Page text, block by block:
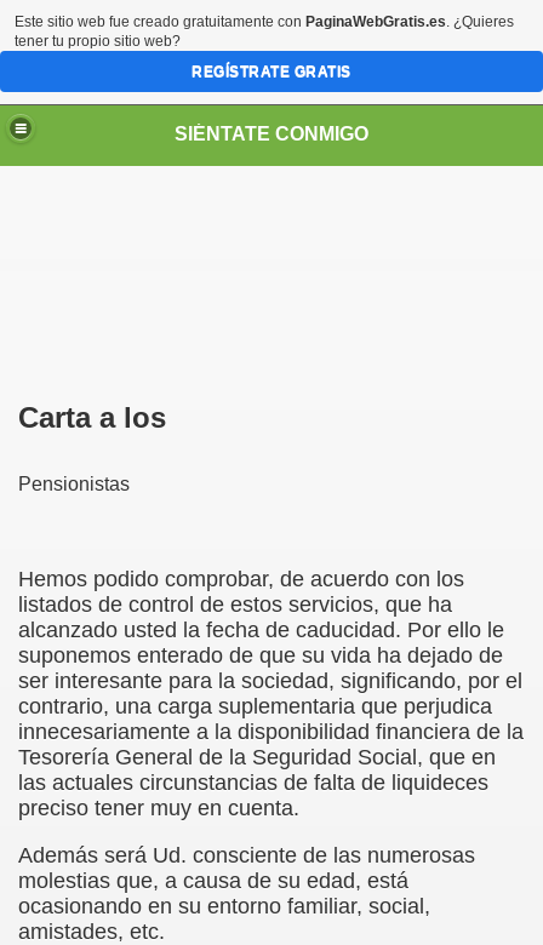
SIÉNTATE CONMIGO
Carta a los
Pensionistas
Hemos podido comprobar, de acuerdo con los
listados de control de estos servicios, que ha
alcanzado usted la fecha de caducidad. Por ello le
suponemos enterado de que su vida ha dejado de
ser interesante para la sociedad, significando, por el
contrario, una carga suplementaria que perjudica
innecesariamente a la disponibilidad financiera de la
Tesorería General de la Seguridad Social, que en
las actuales circunstancias de falta de liquideces
preciso tener muy en cuenta.
Además será Ud. consciente de las numerosas
molestias que, a causa de su edad, está
ocasionando en su entorno familiar, social,
amistades, etc.
(Camilo José Cela)
Español
de Texto)
Este sitio web fue creado gratuitamente con PaginaWebGratis.es. ¿Quieres
tener tu propio sitio web?
REGÍSTRATE GRATIS